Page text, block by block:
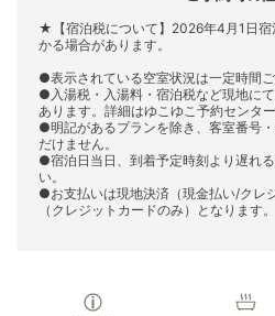
★【宿泊税について】2026年4月1日宿
かる場合があります。
●表示されている空室状況は一定時間ご
●入湯税・入湯料・宿泊税など現地に
あります。詳細はゆこゆこ予約センタ
●明記があるプランを除き、客室番号
だけません。
●宿泊日当日、到着予定時刻より遅れ
い。
●お支払いは現地決済（現金払い/クレ
（クレジットカードのみ）となります。